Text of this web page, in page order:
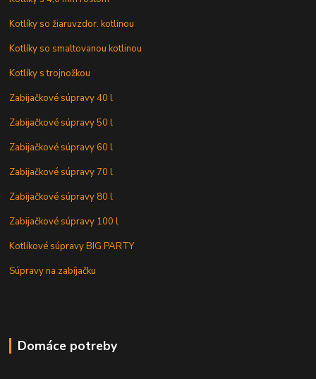
Kotlíky so žiaruvzdor. kotlinou
Kotlíky so smaltovanou kotlinou
Kotlíky s trojnožkou
Zabijačkové súpravy 40 l
Zabijačkové súpravy 50 l
Zabijačkové súpravy 60 l
Zabijačkové súpravy 70 l
Zabijačkové súpravy 80 l
Zabijačkové súpravy 100 l
Kotlíkové súpravy BIG PARTY
Súpravy na zabíjačku
Domáce potreby